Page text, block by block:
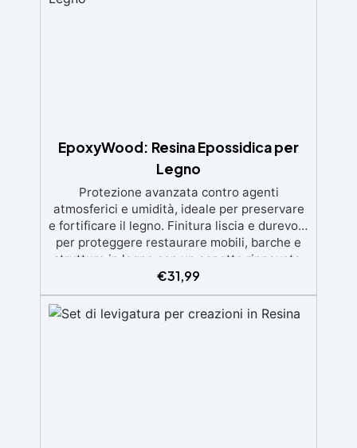
EpoxyWood: Resina Epossidica per
Legno
Protezione avanzata contro agenti
atmosferici e umidità, ideale per preservare
e fortificare il legno. Finitura liscia e durevole
per proteggere restaurare mobili, barche e
strutture in legno con un aspetto rinnovato.
Stabilizzazione del legno senza bolle d’aria,
perfetta per riprisitini e riparazioni durevoli
nel tempo. Elevata resistenza chimica e
meccanica, facilmente colorabile per progetti
€31,99